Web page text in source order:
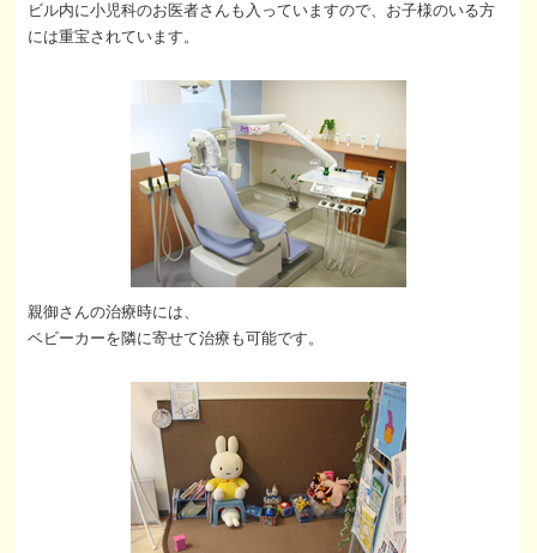
ビル内に小児科のお医者さんも入っていますので、お子様のいる方
には重宝されています。
親御さんの治療時には、
ベビーカーを隣に寄せて治療も可能です。